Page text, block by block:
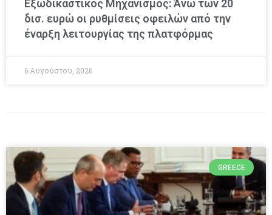
Εξωδικαστικός Μηχανισμός: Άνω των 20
δισ. ευρώ οι ρυθμίσεις οφειλών από την
έναρξη λειτουργίας της πλατφόρμας
6 Αυγούστου, 2026
GREECE